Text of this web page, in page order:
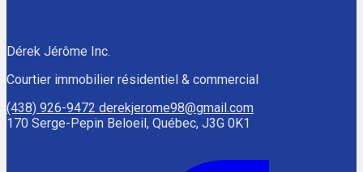
Dérek Jérôme Inc.
Courtier immobilier résidentiel & commercial
(438) 926-9472 derekjerome98@gmail.com
170 Serge-Pepin Beloeil, Québec, J3G 0K1